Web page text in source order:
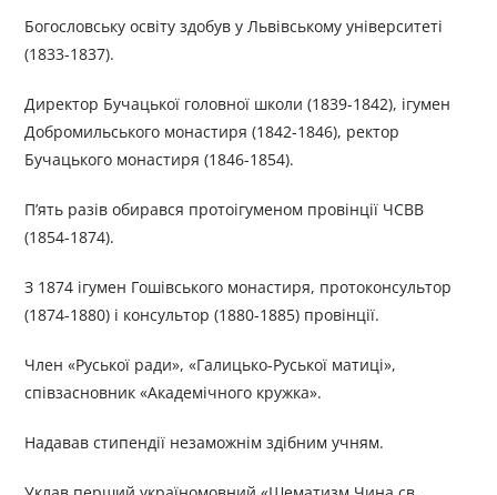
Богословську освіту здобув у Львівському університеті
(1833-1837).
Директор Бучацької головної школи (1839-1842), ігумен
Добромильського монастиря (1842-1846), ректор
Бучацького монастиря (1846-1854).
П’ять разів обирався протоігуменом провінції ЧСВВ
(1854-1874).
З 1874 ігумен Гошівського монастиря, протоконсультор
(1874-1880) і консультор (1880-1885) провінції.
Член «Руської ради», «Галицько-Руської матиці»,
співзасновник «Академічного кружка».
Надавав стипендії незаможнім здібним учням.